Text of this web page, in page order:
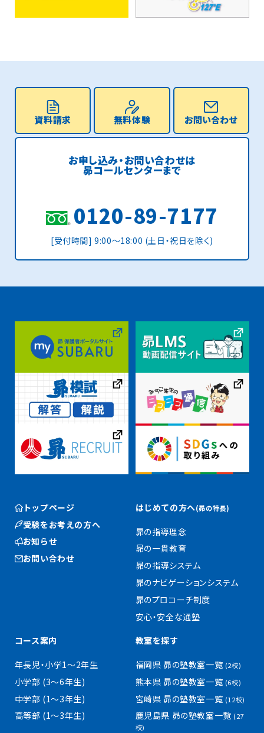
資料請求 無料体験 お問い合わせ
お申し込み・お問い合わせは
昴コールセンターまで
0120-89-7177
[受付時間] 9:00〜18:00 (土日・祝日を除く)
トップページ
受験をお考えの方へ
お知らせ
お問い合わせ
はじめての方へ(昴の特長)
昴の指導理念
昴の一貫教育
昴の指導システム
昴のナビゲーションシステム
昴のプロコーチ制度
安心・安全な通塾
コース案内
年長児・小学1〜2年生
小学部 (3〜6年生)
中学部 (1〜3年生)
高等部 (1〜3年生)
教室を探す
福岡県 昴の塾教室一覧 (2校)
熊本県 昴の塾教室一覧 (6校)
宮崎県 昴の塾教室一覧 (12校)
鹿児島県 昴の塾教室一覧(27
校)